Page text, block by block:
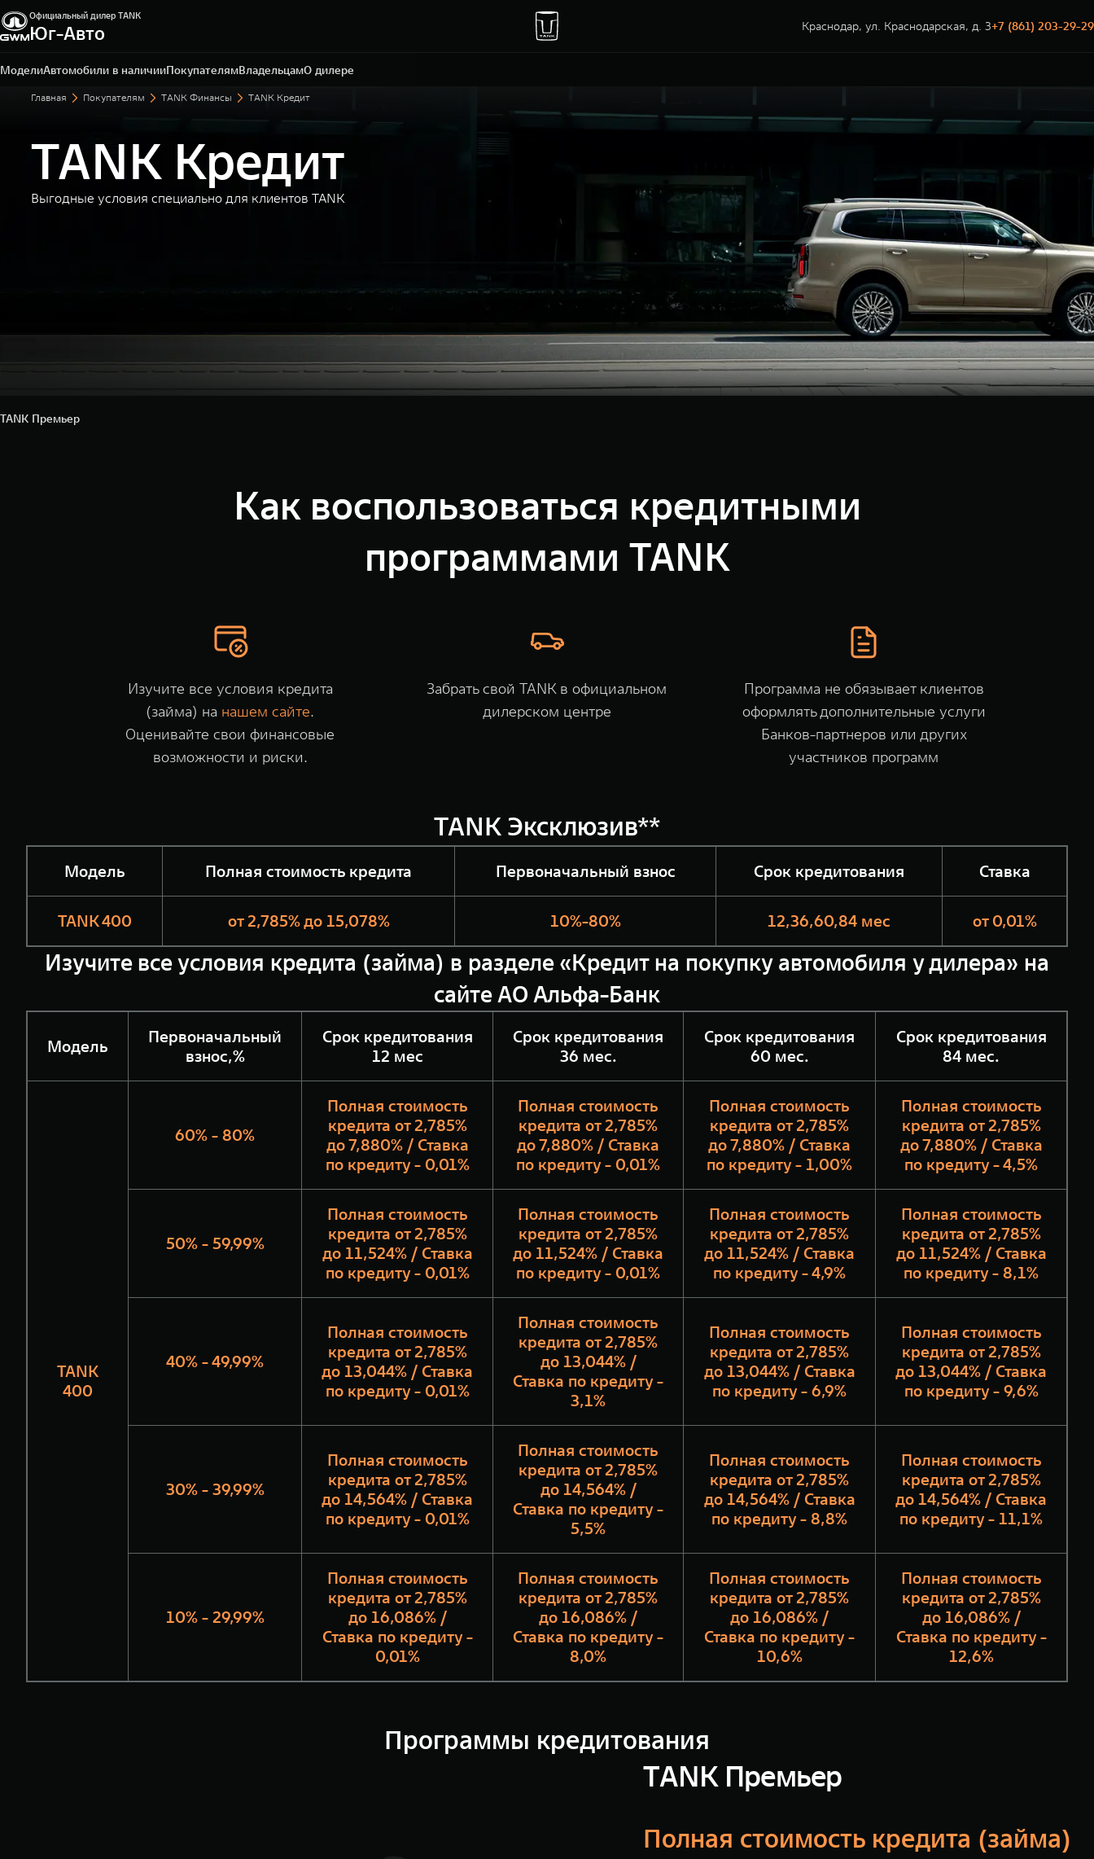
Официальный дилер TANK
Юг-Авто Краснодар, ул. Краснодарская, д. 3+7 (861) 203-29-29
МоделиАвтомобили в наличииПокупателямВладельцамО дилере
Краснодар, ул. Краснодарская, д. 3
+7 (861) 203-29-29
Главная Покупателям TANK Финансы TANK Кредит
TANK Кредит
Выгодные условия специально для клиентов TANK
TANK Премьер
Как воспользоваться кредитными
программами TANK
Изучите все условия кредита
(займа) на нашем сайте.
Оценивайте свои финансовые
возможности и риски.
Забрать свой TANK в официальном
дилерском центре
Программа не обязывает клиентов
оформлять дополнительные услуги
Банков-партнеров или других
участников программ
TANK Эксклюзив**
Модель Полная стоимость кредита Первоначальный взнос Срок кредитования Ставка
TANK 400 от 2,785% до 15,078% 10%-80% 12,36,60,84 мес от 0,01%
Изучите все условия кредита (займа) в разделе «Кредит на покупку автомобиля у дилера» на
сайте АО Альфа-Банк
Модель
Первоначальный
взнос,%
Срок кредитования
12 мес
Срок кредитования
36 мес.
Срок кредитования
60 мес.
Срок кредитования
84 мес.
TANK
400
60% - 80%
Полная стоимость
кредита от 2,785%
до 7,880% / Ставка
по кредиту - 0,01%
Полная стоимость
кредита от 2,785%
до 7,880% / Ставка
по кредиту - 0,01%
Полная стоимость
кредита от 2,785%
до 7,880% / Ставка
по кредиту - 1,00%
Полная стоимость
кредита от 2,785%
до 7,880% / Ставка
по кредиту - 4,5%
50% - 59,99%
Полная стоимость
кредита от 2,785%
до 11,524% / Ставка
по кредиту - 0,01%
Полная стоимость
кредита от 2,785%
до 11,524% / Ставка
по кредиту - 0,01%
Полная стоимость
кредита от 2,785%
до 11,524% / Ставка
по кредиту - 4,9%
Полная стоимость
кредита от 2,785%
до 11,524% / Ставка
по кредиту - 8,1%
40% - 49,99%
Полная стоимость
кредита от 2,785%
до 13,044% / Ставка
по кредиту - 0,01%
Полная стоимость
кредита от 2,785%
до 13,044% /
Ставка по кредиту -
3,1%
Полная стоимость
кредита от 2,785%
до 13,044% / Ставка
по кредиту - 6,9%
Полная стоимость
кредита от 2,785%
до 13,044% / Ставка
по кредиту - 9,6%
30% - 39,99%
Полная стоимость
кредита от 2,785%
до 14,564% / Ставка
по кредиту - 0,01%
Полная стоимость
кредита от 2,785%
до 14,564% /
Ставка по кредиту -
5,5%
Полная стоимость
кредита от 2,785%
до 14,564% / Ставка
по кредиту - 8,8%
Полная стоимость
кредита от 2,785%
до 14,564% / Ставка
по кредиту - 11,1%
10% - 29,99%
Полная стоимость
кредита от 2,785%
до 16,086% /
Ставка по кредиту -
0,01%
Полная стоимость
кредита от 2,785%
до 16,086% /
Ставка по кредиту -
8,0%
Полная стоимость
кредита от 2,785%
до 16,086% /
Ставка по кредиту -
10,6%
Полная стоимость
кредита от 2,785%
до 16,086% /
Ставка по кредиту -
12,6%
Программы кредитования
TANK Премьер
Полная стоимость кредита (займа)